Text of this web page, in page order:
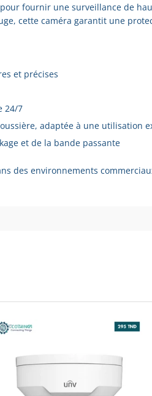
fournir une surveillance de
cette caméra garantit une
et précises
24/7
adaptée à une utilisation
et de la bande passante
des environnements